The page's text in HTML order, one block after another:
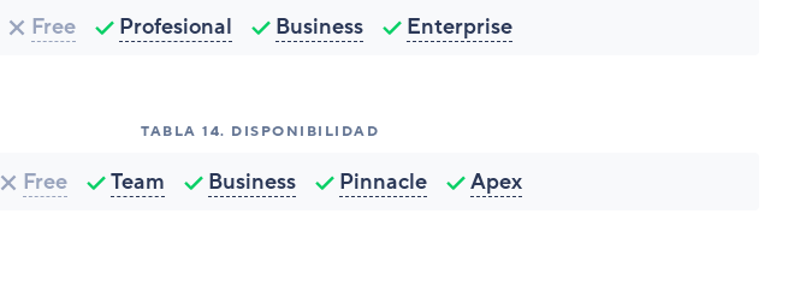
Free Profesional Business Enterprise
TABLA 14. DISPONIBILIDAD
Free Team Business Pinnacle Apex